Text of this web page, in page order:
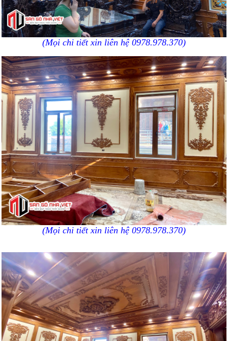
(Mọi chi tiết xin liên hệ 0978.978.370)
(Mọi chi tiết xin liên hệ 0978.978.370)